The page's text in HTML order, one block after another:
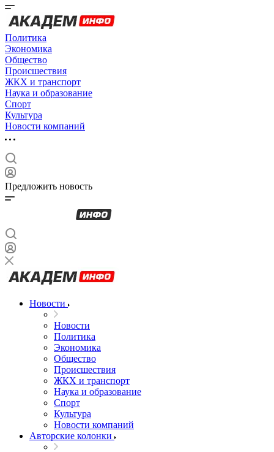
Политика
Экономика
Общество
Происшествия
ЖКХ и транспорт
Наука и образование
Спорт
Культура
Новости компаний
Предложить новость
Новости
Новости
Политика
Экономика
Общество
Происшествия
ЖКХ и транспорт
Наука и образование
Спорт
Культура
Новости компаний
Авторские колонки